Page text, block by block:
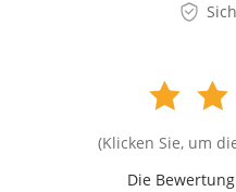
(Klicken Sie, um
Die